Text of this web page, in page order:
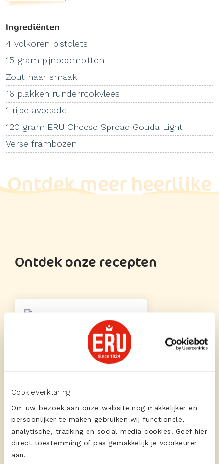
Cookieverklaring
Om uw bezoek aan onze website nog makkelijker en
persoonlijker te maken gebruiken wij functionele,
analytische, tracking en social media cookies. Geef hier
direct toestemming of pas gemakkelijk je voorkeuren
aan.
Ingrediënten
4 volkoren pistolets
15 gram pijnboompitten
Zout naar smaak
16 plakken runderrookvlees
1 rijpe avocado
120 gram ERU Cheese Spread Gouda Light
Verse frambozen
Ontdek meer heerlijke
recepten
Ontdek onze recepten
ERU Culinair Light
Aziatische borrelplank
ERU Culinair Extra Aged
Tosti beenham met